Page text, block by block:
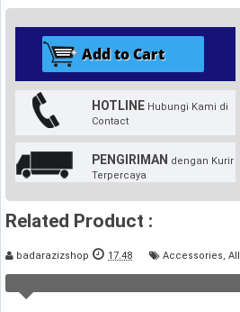
HOTLINE Hubungi Kami di
Contact
PENGIRIMAN dengan Kurir
Terpercaya
Related Product :
badarazizshop 17.48 Accessories All